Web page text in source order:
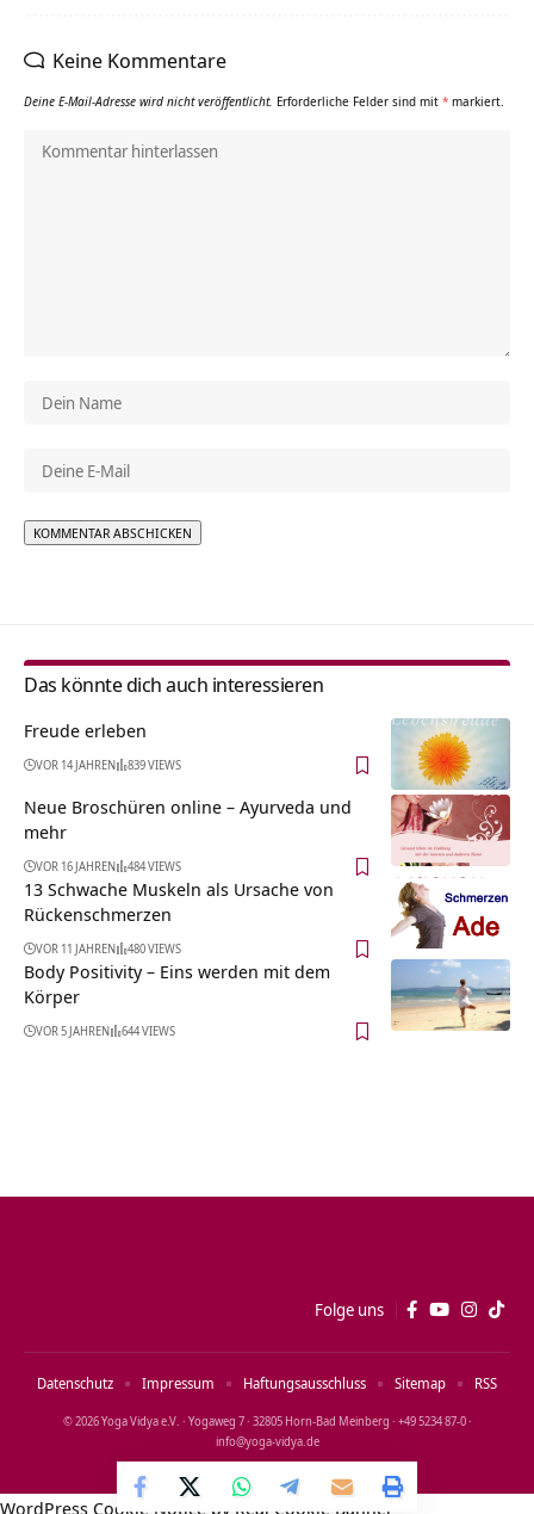
Keine Kommentare
Deine E-Mail-Adresse wird nicht veröffentlicht. Erforderliche Felder sind mit * markiert.
Das könnte dich auch interessieren
Freude erleben
VOR 14 JAHREN 839 VIEWS
Neue Broschüren online – Ayurveda und
mehr
VOR 16 JAHREN 484 VIEWS
13 Schwache Muskeln als Ursache von
Rückenschmerzen
VOR 11 JAHREN 480 VIEWS
Body Positivity – Eins werden mit dem
Körper
VOR 5 JAHREN 644 VIEWS
Folge uns
© 2026 Yoga Vidya e.V. · Yogaweg 7 · 32805 Horn‑Bad Meinberg · +49 5234 87‑0 ·
info@yoga‑vidya.de
Datenschutz Impressum Haftungsausschluss Sitemap RSS
WordPress Cookie Notice by Real Cookie Banner